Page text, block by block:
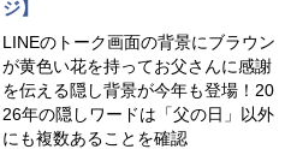
ジ】
LINEのトーク画面の背景にブラウン
が黄色い花を持ってお父さんに感謝
を伝える隠し背景が今年も登場！20
26年の隠しワードは「父の日」以外
にも複数あることを確認